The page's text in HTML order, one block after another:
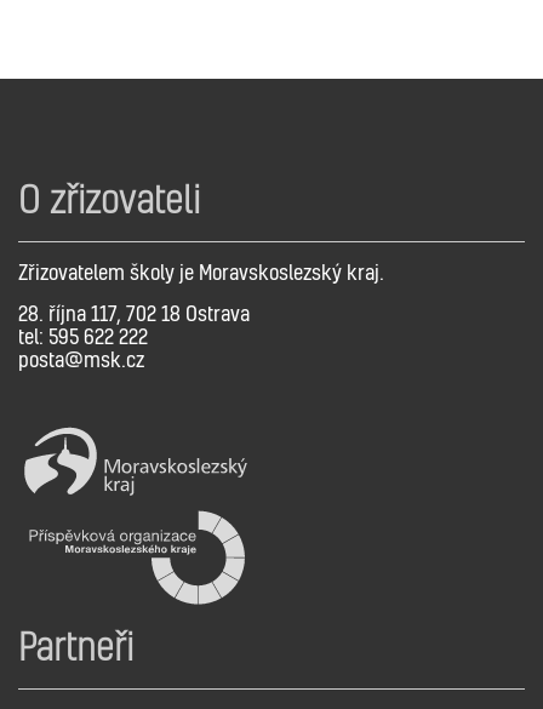
O zřizovateli
Zřizovatelem školy je Moravskoslezský kraj.
28. října 117, 702 18 Ostrava
tel: 595 622 222
posta@msk.cz
Partneři